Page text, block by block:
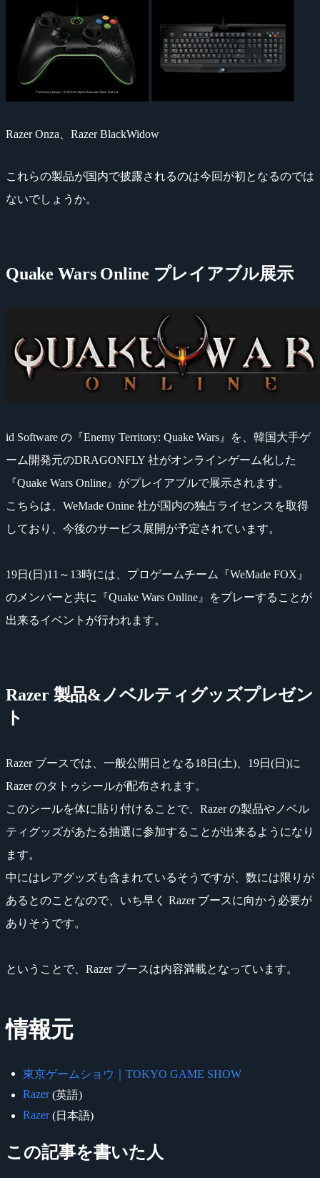
Razer Onza、Razer BlackWidow
これらの製品が国内で披露されるのは今回が初となるのでは
ないでしょうか。
Quake Wars Online プレイアブル展示
id Software の『Enemy Territory: Quake Wars』を、韓国大手ゲ
ーム開発元のDRAGONFLY 社がオンラインゲーム化した
『Quake Wars Online』がプレイアブルで展示されます。
こちらは、WeMade Onine 社が国内の独占ライセンスを取得
しており、今後のサービス展開が予定されています。
19日(日)11～13時には、プロゲームチーム『WeMade FOX』
のメンバーと共に『Quake Wars Online』をプレーすることが
出来るイベントが行われます。
Razer 製品&ノベルティグッズプレゼン
ト
Razer ブースでは、一般公開日となる18日(土)、19日(日)に
Razer のタトゥシールが配布されます。
このシールを体に貼り付けることで、Razer の製品やノベル
ティグッズがあたる抽選に参加することが出来るようになり
ます。
中にはレアグッズも含まれているそうですが、数には限りが
あるとのことなので、いち早く Razer ブースに向かう必要が
ありそうです。
ということで、Razer ブースは内容満載となっています。
情報元
東京ゲームショウ｜TOKYO GAME SHOW
Razer(英語)
Razer(日本語)
この記事を書いた人